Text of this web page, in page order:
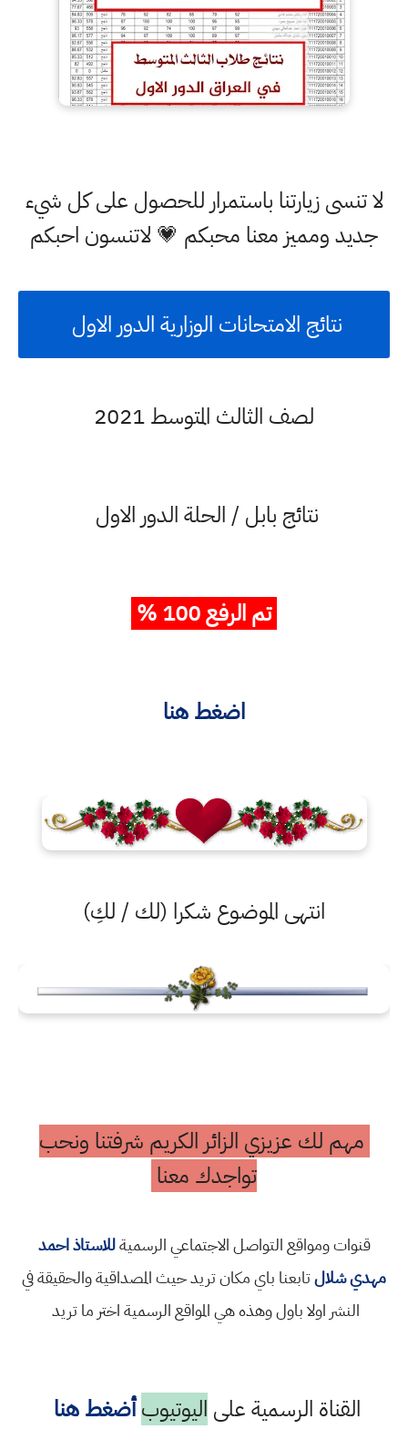
لا تنسى زيارتنا باستمرار للحصول على كل شيء
جديد ومميز معنا محبكم 💗 لاتنسون احبكم
نتائج الامتحانات الوزارية الدور الاول
لصف الثالث المتوسط 2021
نتائج بابل / الحلة الدور الاول
تم الرفع 100 %
اضغط هنا
انتهى الموضوع شكرا (لك / لكِ)
مهم لك عزيزي الزائر الكريم شرفتنا ونحب
تواجدك معنا
قنوات ومواقع التواصل الاجتماعي الرسميةللاستاذ احمد
مهدي شلالتابعنا باي مكان تريد حيث المصداقية والحقيقة في
النشر اولا باول وهذه هي المواقع الرسمية اختر ما تريد
القناة الرسمية على اليوتيوب أضغط هنا